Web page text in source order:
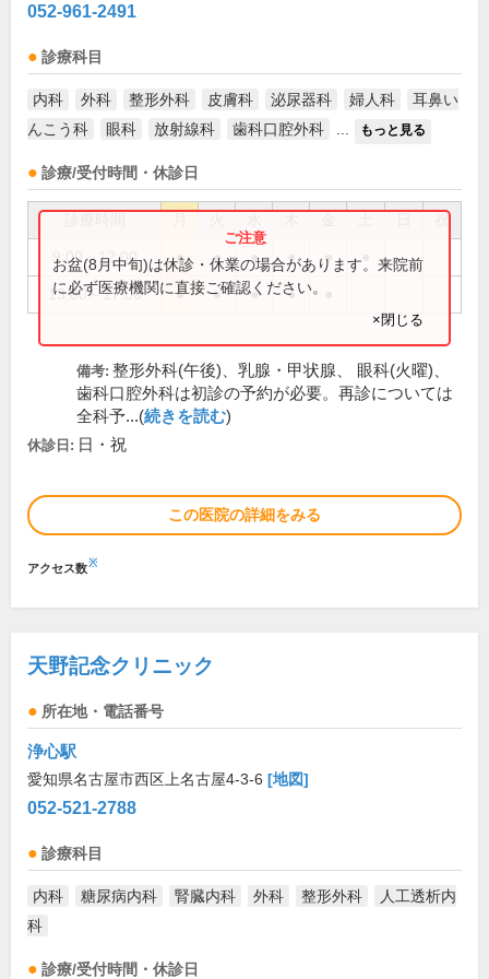
052-961-2491
診療科目
内科 外科 整形外科 皮膚科 泌尿器科 婦人科
耳鼻い
んこう科
眼科 放射線科 歯科口腔外科 もっと見る
診療/受付時間・休診日
祝
9:00～12:00 ● ● ● ● ●
13:00～17:00 ● ● ● ●
お盆(8月中旬)は休診・休業の場合があります。来院前
に必ず医療機関に直接ご確認ください。
×閉じる
備考: 整形外科(午後)、乳腺・甲状腺、 眼科(火曜)、
歯科口腔外科は初診の予約が必要。再診については
全科予...(続きを読む)
休診日: 日・祝
この医院の詳細をみる
アクセス数※
天野記念クリニック
所在地・電話番号
浄心駅
愛知県名古屋市西区上名古屋4-3-6 [地図]
052-521-2788
診療科目
内科 糖尿病内科 腎臓内科 外科 整形外科
人工透析内
科
診療/受付時間・休診日